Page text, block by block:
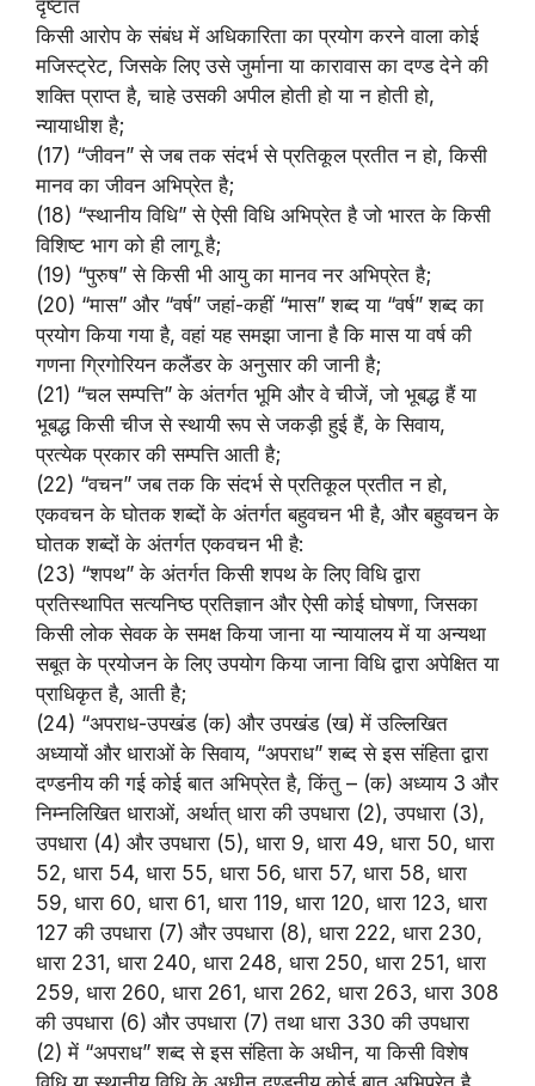
दृष्टांत
किसी आरोप के संबंध में अधिकारिता का प्रयोग करने वाला कोई
मजिस्ट्रेट, जिसके लिए उसे जुर्माना या कारावास का दण्ड देने की
शक्ति प्राप्त है, चाहे उसकी अपील होती हो या न होती हो,
न्यायाधीश है;
(17) “जीवन” से जब तक संदर्भ से प्रतिकूल प्रतीत न हो, किसी
मानव का जीवन अभिप्रेत है;
(18) “स्थानीय विधि” से ऐसी विधि अभिप्रेत है जो भारत के किसी
विशिष्ट भाग को ही लागू है;
(19) “पुरुष” से किसी भी आयु का मानव नर अभिप्रेत है;
(20) “मास” और “वर्ष” जहां-कहीं “मास” शब्द या “वर्ष” शब्द का
प्रयोग किया गया है, वहां यह समझा जाना है कि मास या वर्ष की
गणना ग्रिगोरियन कलैंडर के अनुसार की जानी है;
(21) “चल सम्पत्ति” के अंतर्गत भूमि और वे चीजें, जो भूबद्ध हैं या
भूबद्ध किसी चीज से स्थायी रूप से जकड़ी हुई हैं, के सिवाय,
प्रत्येक प्रकार की सम्पत्ति आती है;
(22) “वचन” जब तक कि संदर्भ से प्रतिकूल प्रतीत न हो,
एकवचन के घोतक शब्दों के अंतर्गत बहुवचन भी है, और बहुवचन के
घोतक शब्दों के अंतर्गत एकवचन भी है:
(23) “शपथ” के अंतर्गत किसी शपथ के लिए विधि द्वारा
प्रतिस्थापित सत्यनिष्ठ प्रतिज्ञान और ऐसी कोई घोषणा, जिसका
किसी लोक सेवक के समक्ष किया जाना या न्यायालय में या अन्यथा
सबूत के प्रयोजन के लिए उपयोग किया जाना विधि द्वारा अपेक्षित या
प्राधिकृत है, आती है;
(24) “अपराध-उपखंड (क) और उपखंड (ख) में उल्लिखित
अध्यायों और धाराओं के सिवाय, “अपराध” शब्द से इस संहिता द्वारा
दण्डनीय की गई कोई बात अभिप्रेत है, किंतु – (क) अध्याय 3 और
निम्नलिखित धाराओं, अर्थात् धारा की उपधारा (2), उपधारा (3),
उपधारा (4) और उपधारा (5), धारा 9, धारा 49, धारा 50, धारा
52, धारा 54, धारा 55, धारा 56, धारा 57, धारा 58, धारा
59, धारा 60, धारा 61, धारा 119, धारा 120, धारा 123, धारा
127 की उपधारा (7) और उपधारा (8), धारा 222, धारा 230,
धारा 231, धारा 240, धारा 248, धारा 250, धारा 251, धारा
259, धारा 260, धारा 261, धारा 262, धारा 263, धारा 308
की उपधारा (6) और उपधारा (7) तथा धारा 330 की उपधारा
(2) में “अपराध” शब्द से इस संहिता के अधीन, या किसी विशेष